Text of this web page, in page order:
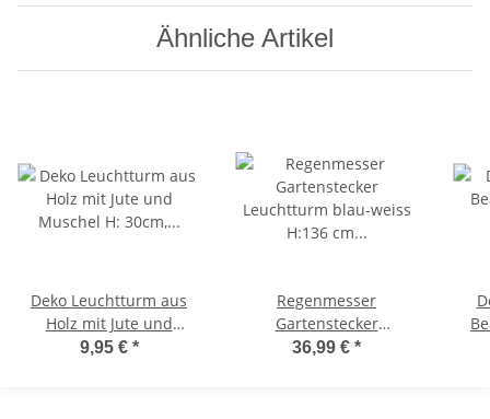
Ähnliche Artikel
Deko Leuchtturm aus
Holz mit Jute und
Muschel H: 30cm,
9,95 € *
Regenmesser
Gartenstecker
Leuchtturm blau-weiss
36,99 € *